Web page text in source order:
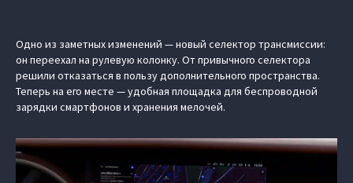
Одно из заметных изменений — новый селектор трансмиссии:
он переехал на рулевую колонку. От привычного селектора
решили отказаться в пользу дополнительного пространства.
Теперь на его месте — удобная площадка для беспроводной
зарядки смартфонов и хранения мелочей.